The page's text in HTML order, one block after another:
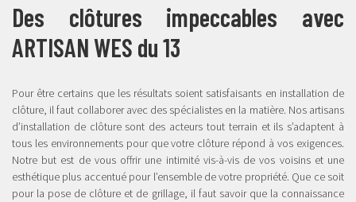
Des clôtures impeccables avec
ARTISAN WES du 13
Pour être certains que les résultats soient satisfaisants en installation de
clôture, il faut collaborer avec des spécialistes en la matière. Nos artisans
d’installation de clôture sont des acteurs tout terrain et ils s’adaptent à
tous les environnements pour que votre clôture répond à vos exigences.
Notre but est de vous offrir une intimité vis-à-vis de vos voisins et une
esthétique plus accentué pour l’ensemble de votre propriété. Que ce soit
pour la pose de clôture et de grillage, il faut savoir que la connaissance